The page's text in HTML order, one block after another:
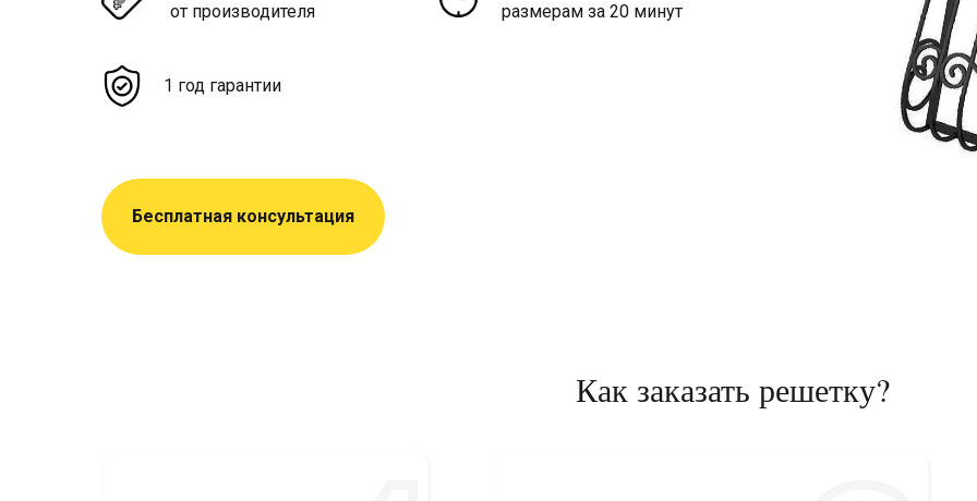
от производителя
размерам за 20 минут
1 год гарантии
Бесплатная консультация
Как заказать решетку?